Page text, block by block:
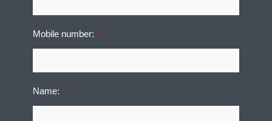
Mobile number:*
Name:*